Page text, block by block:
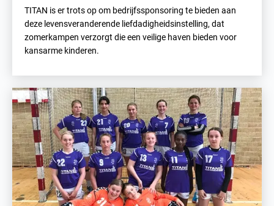
TITAN is er trots op om bedrijfssponsoring te bieden aan
deze levensveranderende liefdadigheidsinstelling, dat
zomerkampen verzorgt die een veilige haven bieden voor
kansarme kinderen.